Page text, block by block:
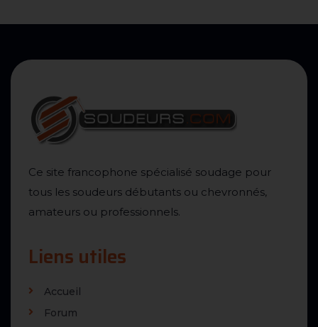
Ce site francophone spécialisé soudage pour
tous les soudeurs débutants ou chevronnés,
amateurs ou professionnels.
Liens utiles
Accueil
Forum